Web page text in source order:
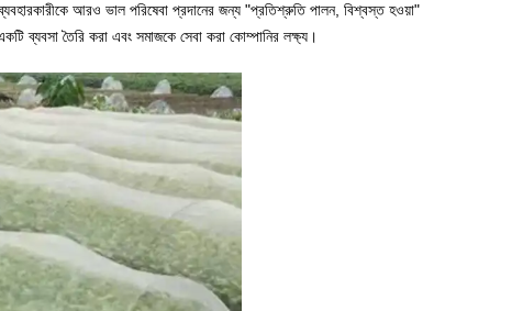
আরও ভাল পরিষেবা প্রদানের জন্য "প্রতিশ্রুতি পালন, বিশ্বস্ত হওয়া"
ব্যবসা তৈরি করা এবং সমাজকে সেবা করা কোম্পানির লক্ষ্য।